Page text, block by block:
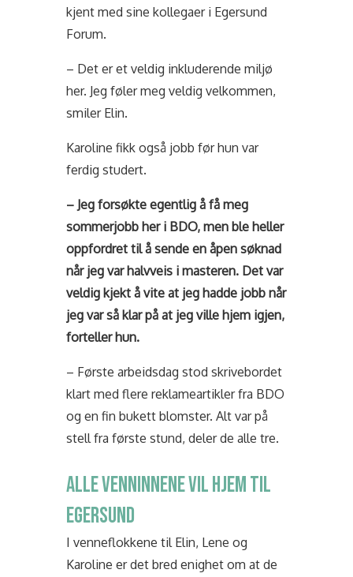
kjent med sine kollegaer i Egersund
Forum.
– Det er et veldig inkluderende miljø
her. Jeg føler meg veldig velkommen,
smiler Elin.
Karoline fikk også jobb før hun var
ferdig studert.
– Jeg forsøkte egentlig å få meg
sommerjobb her i BDO, men ble heller
oppfordret til å sende en åpen søknad
når jeg var halvveis i masteren. Det var
veldig kjekt å vite at jeg hadde jobb når
jeg var så klar på at jeg ville hjem igjen,
forteller hun.
– Første arbeidsdag stod skrivebordet
klart med flere reklameartikler fra BDO
og en fin bukett blomster. Alt var på
stell fra første stund, deler de alle tre.
ALLE VENNINNENE VIL HJEM TIL
EGERSUND
I venneflokkene til Elin, Lene og
Karoline er det bred enighet om at de